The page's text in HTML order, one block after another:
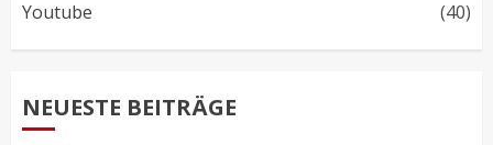
Youtube
(40)
NEUESTE BEITRÄGE